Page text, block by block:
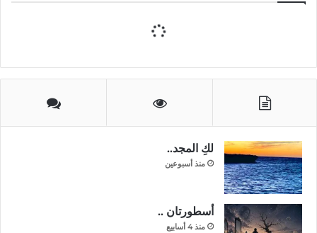
لكِ المجد..
منذ أسبوعين
أسطورتان ..
منذ 4 أسابيع